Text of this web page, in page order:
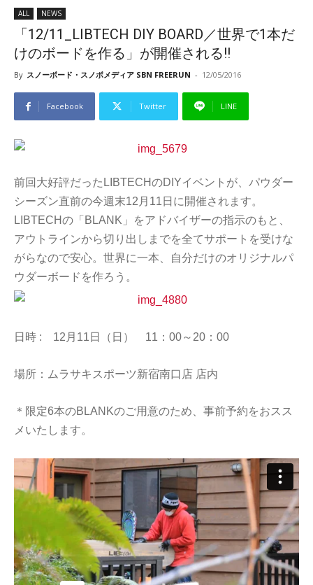
ALL NEWS
「12/11_LIBTECH DIY BOARD／世界で1本だ
けのボードを作る」が開催される!!
By スノーボード・スノボメディア SBN FREERUN - 12/05/2016
Facebook Twitter LINE
前回大好評だったLIBTECHのDIYイベントが、パウダー
シーズン直前の今週末12月11日に開催されます。
LIBTECHの「BLANK」をアドバイザーの指示のもと、
アウトラインから切り出しまでを全てサポートを受けな
がらなので安心。世界に一本、自分だけのオリジナルパ
ウダーボードを作ろう。
日時 : 12月11日（日） 11：00～20：00
場所：ムラサキスポーツ新宿南口店 店内
＊限定6本のBLANKのご用意のため、事前予約をおスス
メいたします。